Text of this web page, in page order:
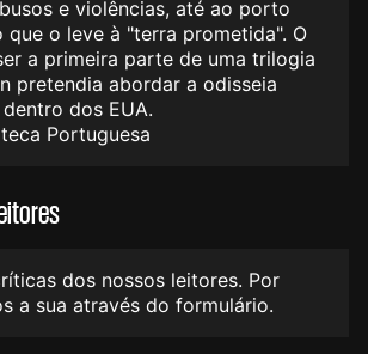
e violências, até ao porto
que o leve à "terra prometida". O
a primeira parte de uma trilogia
pretendia abordar a odisseia
dos EUA.
Portuguesa
dos nossos leitores. Por
a sua através do formulário.